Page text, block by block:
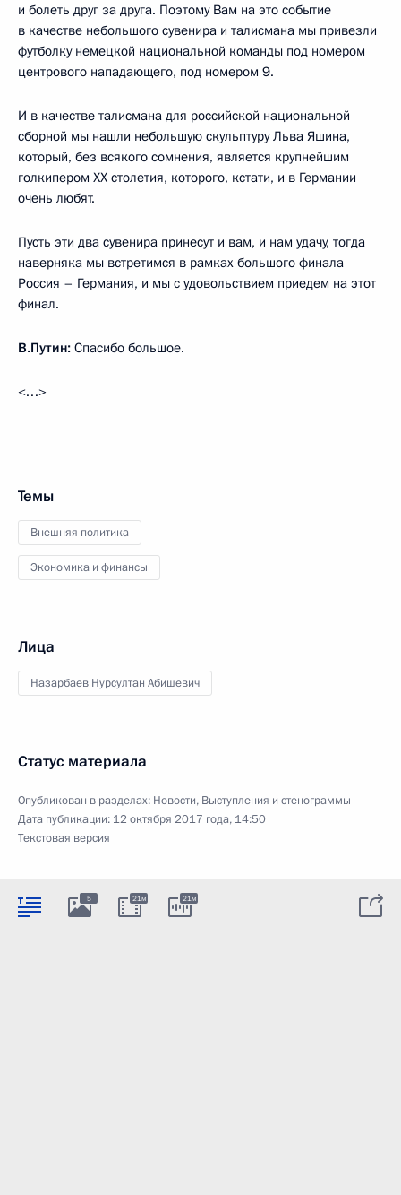
и болеть друг за друга. Поэтому Вам на это событие
в качестве небольшого сувенира и талисмана мы привезли
футболку немецкой национальной команды под номером
центрового нападающего, под номером 9.
И в качестве талисмана для российской национальной
сборной мы нашли небольшую скульптуру Льва Яшина,
который, без всякого сомнения, является крупнейшим
голкипером XX столетия, которого, кстати, и в Германии
очень любят.
Пусть эти два сувенира принесут и вам, и нам удачу, тогда
наверняка мы встретимся в рамках большого финала
Россия – Германия, и мы с удовольствием приедем на этот
финал.
В.Путин: Спасибо большое.
<…>
Темы
Внешняя политика
Экономика и финансы
Лица
Назарбаев Нурсултан Абишевич
Статус материала
Опубликован в разделах: Новости, Выступления и стенограммы
Дата публикации: 12 октября 2017 года, 14:50
Текстовая версия
5 21м 21м